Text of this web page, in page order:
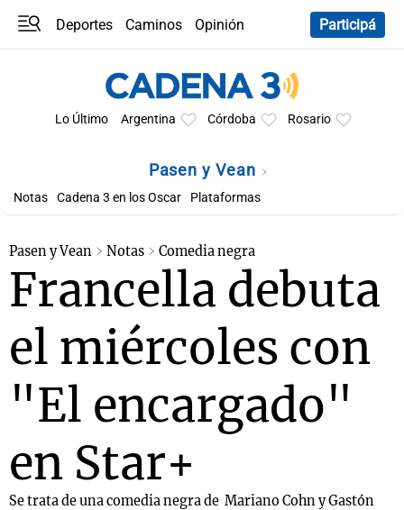
Deportes Caminos
Opinión
Participá
Lo Último Argentina Córdoba Rosario
Pasen y Vean
Notas Cadena 3 en los Oscar Plataformas
Pasen y Vean Notas Comedia negra
Francella debuta
el miércoles con
"El encargado"
en Star+
Se trata de una comedia negra de Mariano Cohn y Gastón